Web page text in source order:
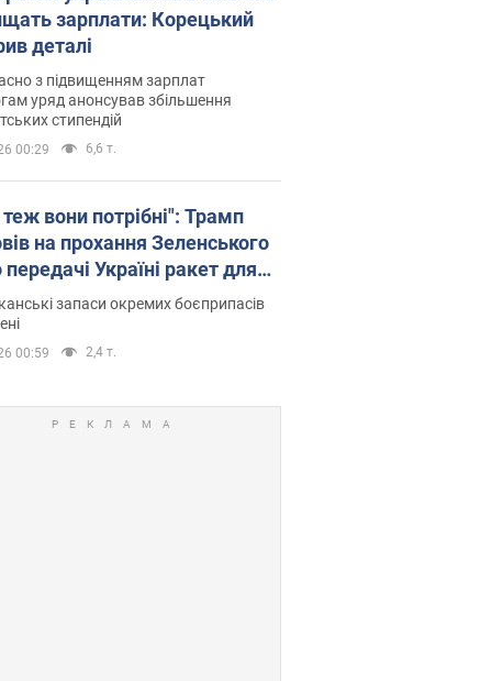
зарплати: Корецький
деталі
з підвищенням зарплат
уряд анонсував збільшення
стипендій
00:29 6,6 т.
вони потрібні": Трамп
на прохання Зеленського
Україні ракет для
запаси окремих боєприпасів
00:59 2,4 т.